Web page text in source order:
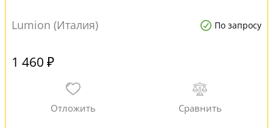
Lumion (Италия) По запросу
1 460 ₽